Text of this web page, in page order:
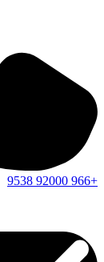
+966
92000
9538